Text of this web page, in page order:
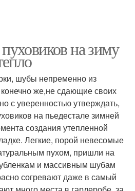
на зиму
шубы непременно из
конечно же,не сдающие своих
с уверенностью утверждать,
на пьедестале зимней
создания утепленной
Легкие, порой невесомые
пухом, пришли на
и массивным шубам
согревают даже в самый